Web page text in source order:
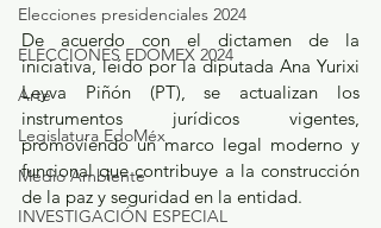
Elecciones presidenciales 2024
ELECCIONES EDOMEX 2024
Arte
Legislatura EdoMéx
Medio Ambiente
INVESTIGACIÓN ESPECIAL
De acuerdo con el dictamen de la
iniciativa, leído por la diputada Ana Yurixi
Leyva Piñón (PT), se actualizan los
instrumentos jurídicos vigentes,
promoviendo un marco legal moderno y
funcional que contribuye a la construcción
de la paz y seguridad en la entidad.